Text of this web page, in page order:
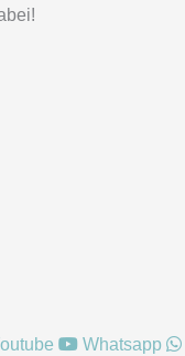
Whatsapp